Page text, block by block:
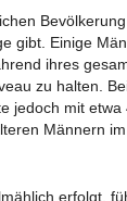
gibt. Einige
ihres
zu halten.
jedoch mit etwa
Männern
erfolgt,